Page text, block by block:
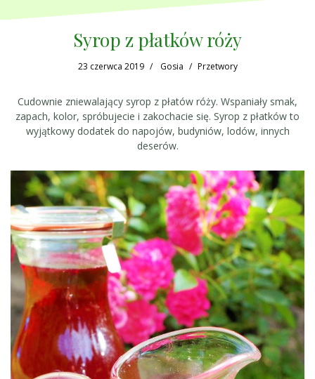
Syrop z płatków róży
23 czerwca 2019 Gosia Przetwory
Cudownie zniewalający syrop z płatów róży. Wspaniały smak,
zapach, kolor, spróbujecie i zakochacie się. Syrop z płatków to
wyjątkowy dodatek do napojów, budyniów, lodów, innych
deserów.